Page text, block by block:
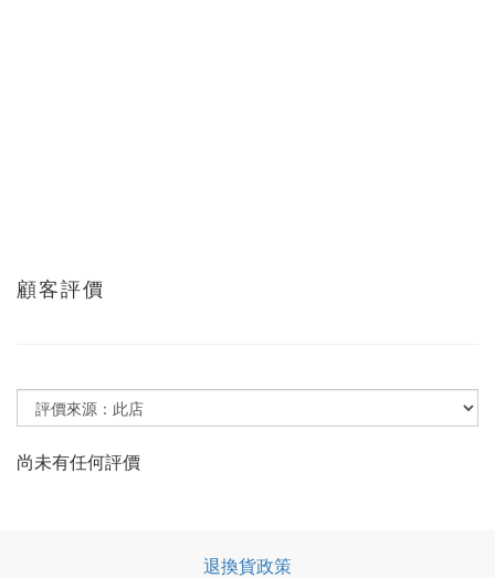
顧客評價
尚未有任何評價
退換貨政策